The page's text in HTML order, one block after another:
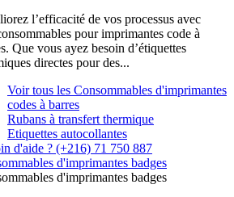
l’efficacité de vos processus avec
pour imprimantes code à
Que vous ayez besoin d’étiquettes
directes pour des...
Voir tous les Consommables d'imprimantes
codes à barres
Rubans à transfert thermique
Etiquettes autocollantes
d'aide ? (+216) 71 750 887
d'imprimantes badges
d'imprimantes badges